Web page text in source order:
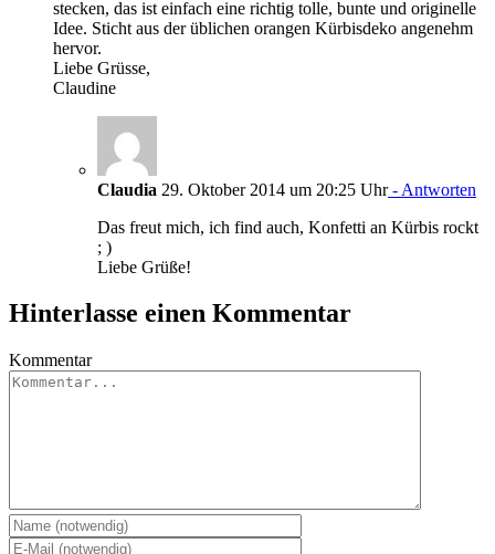
stecken, das ist einfach eine richtig tolle, bunte und originelle
Idee. Sticht aus der üblichen orangen Kürbisdeko angenehm
hervor.
Liebe Grüsse,
Claudine
Claudia 29. Oktober 2014 um 20:25 Uhr- Antworten
Das freut mich, ich find auch, Konfetti an Kürbis rockt
; )
Liebe Grüße!
Hinterlasse einen Kommentar
Kommentar